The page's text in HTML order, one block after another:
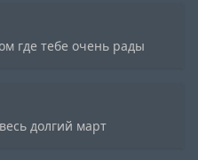
где тебе очень рады
долгий март